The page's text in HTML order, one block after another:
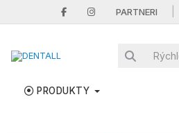
PARTNERI
PRODUKTY